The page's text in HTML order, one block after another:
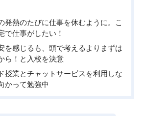
発熱のたびに仕事を休むように。こ
で仕事がしたい！
を感じるも、頭で考えるよりまずは
ら！と入校を決意
授業とチャットサービスを利用しな
かって勉強中